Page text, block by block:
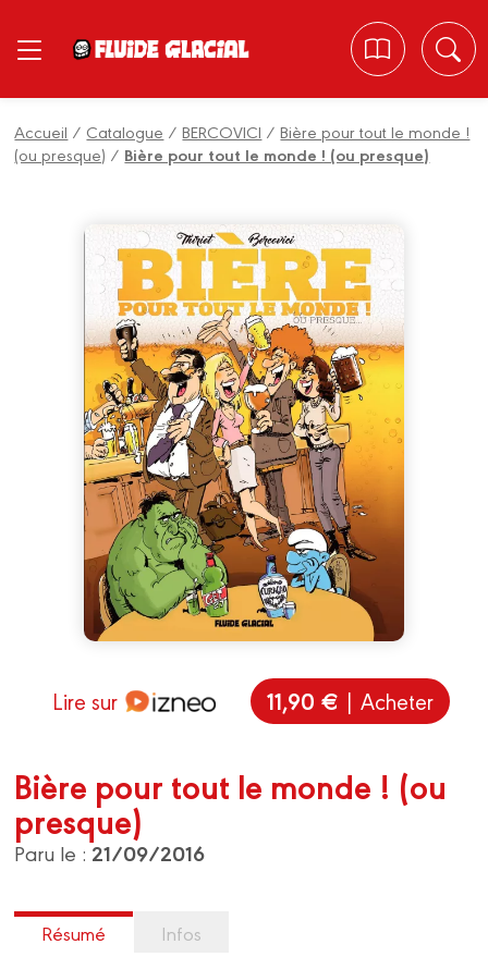
Accueil / Catalogue /BERCOVICI /Bière pour tout le monde !
(ou presque) / Bière pour tout le monde ! (ou presque)
Lire sur 11,90 € | Acheter
Bière pour tout le monde ! (ou
presque)
Paru le :21/09/2016
Résumé Infos